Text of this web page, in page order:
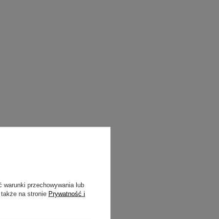
warunki przechowywania lub
na stronie Prywatność i